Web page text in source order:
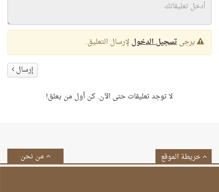
يرجىتسجيل الدخول لإرسال التعليق.
إرسال
لا توجد تعليقات حتى الآن. كن أول من يعلق!
من نحن خريطة الموقع